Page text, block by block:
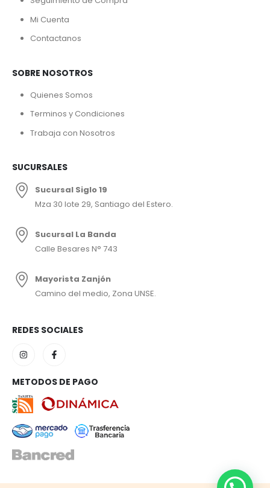
Mi Cuenta
Contactanos
SOBRE NOSOTROS
Quienes Somos
Terminos y Condiciones
Trabaja con Nosotros
SUCURSALES
Sucursal Siglo 19
Mza 30 lote 29, Santiago del Estero.
Sucursal La Banda
Calle Besares N° 743
Mayorista Zanjón
Camino del medio, Zona UNSE.
REDES SOCIALES
METODOS DE PAGO